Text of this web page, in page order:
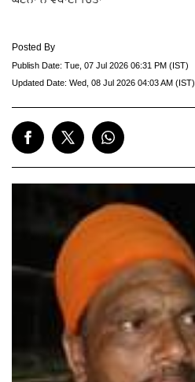
Posted By
Publish Date: Tue, 07 Jul 2026 06:31 PM (IST)
Updated Date: Wed, 08 Jul 2026 04:03 AM (IST)